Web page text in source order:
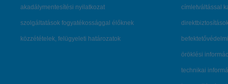
akadálymentesítési nyilatkozat
szolgáltatások fogyatékossággal élőknek
közzétételek, felügyeleti határozatok
címletváltással
öröklési
technikai